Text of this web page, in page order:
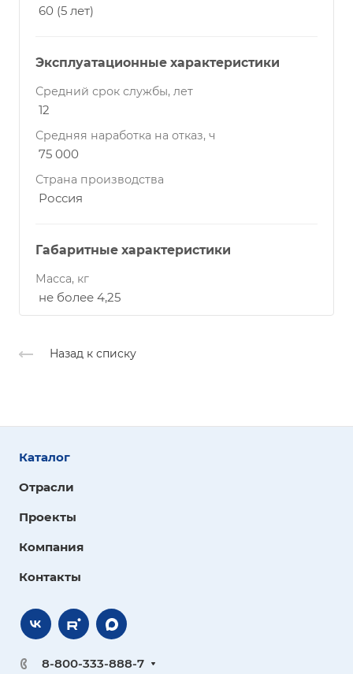
60 (5 лет)
Эксплуатационные характеристики
Средний срок службы, лет
12
Средняя наработка на отказ, ч
75 000
Страна производства
Россия
Габаритные характеристики
Масса, кг
не более 4,25
Назад к списку
Каталог
Отрасли
Проекты
Компания
Контакты
8-800-333-888-7